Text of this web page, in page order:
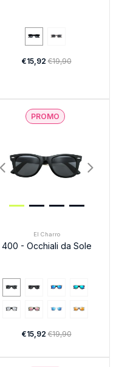
€15,92€19,90
PROMO
El Charro
400 - Occhiali da Sole
€15,92€19,90